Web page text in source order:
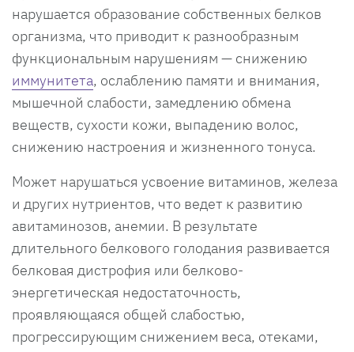
нарушается образование собственных белков
организма, что приводит к разнообразным
функциональным нарушениям — снижению
иммунитета, ослаблению памяти и внимания,
мышечной слабости, замедлению обмена
веществ, сухости кожи, выпадению волос,
снижению настроения и жизненного тонуса.
Может нарушаться усвоение витаминов, железа
и других нутриентов, что ведет к развитию
авитаминозов, анемии. В результате
длительного белкового голодания развивается
белковая дистрофия или белково-
энергетическая недостаточность,
проявляющаяся общей слабостью,
прогрессирующим снижением веса, отеками,